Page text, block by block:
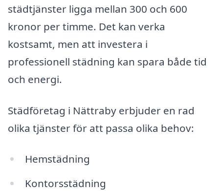
städtjänster ligga mellan 300 och 600
kronor per timme. Det kan verka
kostsamt, men att investera i
professionell städning kan spara både tid
och energi.
Städföretag i Nättraby erbjuder en rad
olika tjänster för att passa olika behov:
Hemstädning
Kontorsstädning